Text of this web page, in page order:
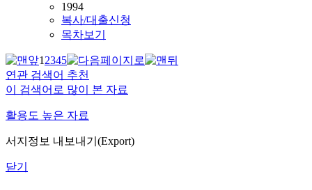
1994
복사/대출신청
목차보기
12345
연관 검색어 추천
이 검색어로 많이 본 자료
활용도 높은 자료
서지정보 내보내기(Export)
닫기